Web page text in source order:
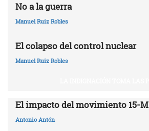
No a la guerra
Manuel Ruiz Robles
El colapso del control nuclear
Manuel Ruiz Robles
El impacto del movimiento 15-M
Antonio Antón